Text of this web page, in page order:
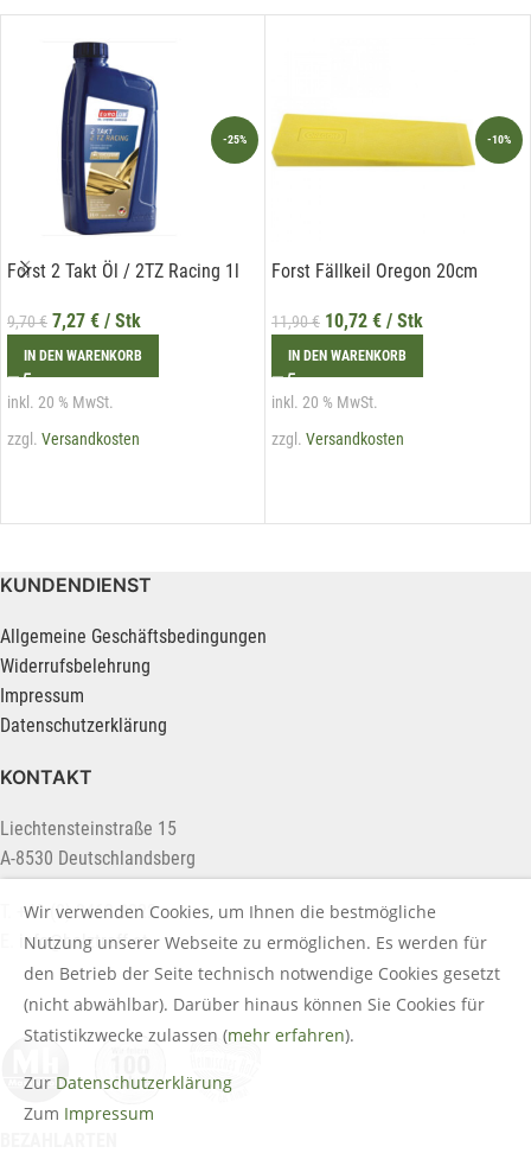
-25%
Forst 2 Takt Öl / 2TZ Racing 1l
9,70€ 7,27 € / Stk
IN DEN WARENKORB
inkl. 20 % MwSt.
zzgl. Versandkosten
-10%
Forst Fällkeil Oregon 20cm
11,90€ 10,72 € / Stk
IN DEN WARENKORB
inkl. 20 % MwSt.
zzgl. Versandkosten
KUNDENDIENST
Allgemeine Geschäftsbedingungen
Widerrufsbelehrung
Impressum
Datenschutzerklärung
KONTAKT
Liechtensteinstraße 15
A-8530 Deutschlandsberg
T. +43 (0) 3462 2222
info@holztreff.at
freiwillig und kann jederzeit mit Wirkung für die Zukunft gegenüber
widerrufen werden.
Wir verwenden Cookies, um Ihnen die bestmögliche
Nutzung unserer Webseite zu ermöglichen. Es werden für
den Betrieb der Seite technisch notwendige Cookies gesetzt
(nicht abwählbar). Darüber hinaus können Sie Cookies für
Statistikzwecke zulassen (mehr erfahren).
Zur Datenschutzerklärung
Zum Impressum